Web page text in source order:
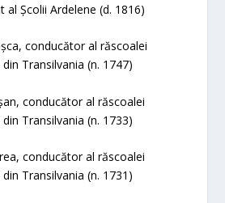
Școlii Ardelene (d. 1816)
conducător al răscoalei
Transilvania (n. 1747)
conducător al răscoalei
Transilvania (n. 1733)
conducător al răscoalei
Transilvania (n. 1731)